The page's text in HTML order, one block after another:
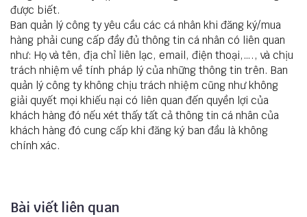
được biết.
Ban quản lý công ty yêu cầu các cá nhân khi đăng ký/mua
hàng phải cung cấp đầy đủ thông tin cá nhân có liên quan
như: Họ và tên, địa chỉ liên lạc, email, điện thoại,…., và chịu
trách nhiệm về tính pháp lý của những thông tin trên. Ban
quản lý công ty không chịu trách nhiệm cũng như không
giải quyết mọi khiếu nại có liên quan đến quyền lợi của
khách hàng đó nếu xét thấy tất cả thông tin cá nhân của
khách hàng đó cung cấp khi đăng ký ban đầu là không
chính xác.
Bài viết liên quan